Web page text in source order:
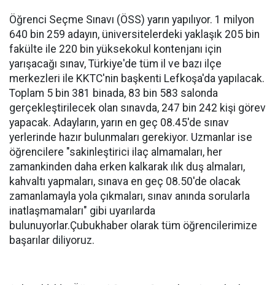
Öğrenci Seçme Sınavı (ÖSS) yarın yapılıyor. 1 milyon
640 bin 259 adayın, üniversitelerdeki yaklaşık 205 bin
fakülte ile 220 bin yüksekokul kontenjanı için
yarışacağı sınav, Türkiye'de tüm il ve bazı ilçe
merkezleri ile KKTC'nin başkenti Lefkoşa'da yapılacak.
Toplam 5 bin 381 binada, 83 bin 583 salonda
gerçekleştirilecek olan sınavda, 247 bin 242 kişi görev
yapacak. Adayların, yarın en geç 08.45'de sınav
yerlerinde hazır bulunmaları gerekiyor. Uzmanlar ise
öğrencilere "sakinleştirici ilaç almamaları, her
zamankinden daha erken kalkarak ılık duş almaları,
kahvaltı yapmaları, sınava en geç 08.50'de olacak
zamanlamayla yola çıkmaları, sınav anında sorularla
inatlaşmamaları" gibi uyarılarda
bulunuyorlar.Çubukhaber olarak tüm öğrencilerimize
başarılar diliyoruz.